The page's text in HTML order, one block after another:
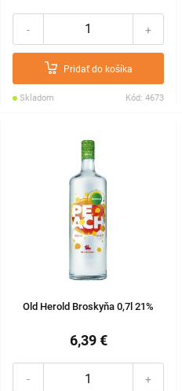
- +
Pridať do košíka
Skladom Kód: 4673
Old Herold Broskyňa 0,7l 21%
6,39 €
- +